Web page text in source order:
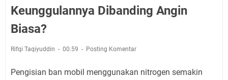
Keunggulannya Dibanding Angin
Biasa?
Rifqi Taqiyuddin 00.59 Posting Komentar
Pengisian ban mobil menggunakan nitrogen semakin